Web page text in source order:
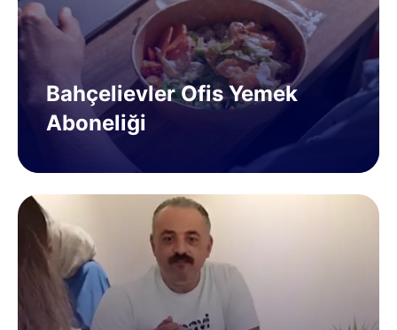
Bahçelievler Ofis Yemek
Aboneliği